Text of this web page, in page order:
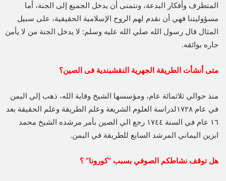
المتطرف وأفكار البدعة، ونتمنى أن يدخل الجميع إلى الجنة، أما
مسؤوليتنا فهي أن نقدم لهم الروح الإسلامية الحقيقية، على سبيل
المثال قال رسول الله صلي الله عليه وسلم: لا يدخل الجنة من لا يأمن
جاره بوائقه.
متى أنشأت الطريقة الجهرية النقشبندية فى الصين؟
منذ حوالي ثلاثمائة عام، ومؤسسها الشيخ وقاية الله، ذهب إلي اليمن
في عام ١٧٢٨لدراسة العلوم الشريعة وعلم الطريقة وعلم الحقيقة بعد
١٦ عام في السنة ١٧٤٤ رجع الي الصين بأمر مرشده الشيخ محمد
ابزين اليماني المرشد السابع للطريقة في اليمن.
هل توقف نشاطكم الصوفي بسبب “كورونا” ؟